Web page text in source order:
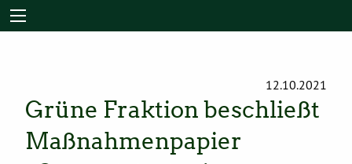
12.10.2021
Grüne Fraktion beschließt
Maßnahmenpapier